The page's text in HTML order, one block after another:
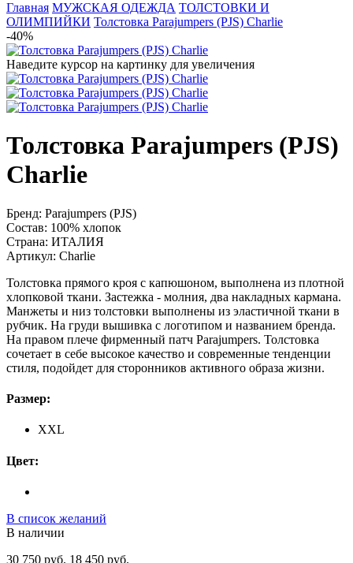
Главная МУЖСКАЯ ОДЕЖДА ТОЛСТОВКИ И
ОЛИМПИЙКИ Толстовка Parajumpers (PJS) Charlie
-40%
Наведите курсор на картинку для увеличения
Толстовка Parajumpers (PJS)
Charlie
Бренд: Parajumpers (PJS)
Состав: 100% хлопок
Страна: ИТАЛИЯ
Артикул: Charlie
Толстовка прямого кроя с капюшоном, выполнена из плотной
хлопковой ткани. Застежка - молния, два накладных кармана.
Манжеты и низ толстовки выполнены из эластичной ткани в
рубчик. На груди вышивка с логотипом и названием бренда.
На правом плече фирменный патч Parajumpers. Толстовка
сочетает в себе высокое качество и современные тенденции
стиля, подойдет для сторонников активного образа жизни.
Размер:
XXL
Цвет:
В список желаний
В наличии
30 750 руб. 18 450 руб.